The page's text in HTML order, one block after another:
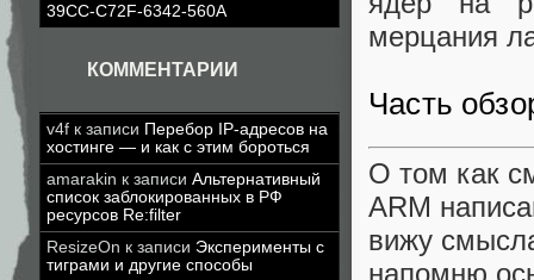
39CC-C72F-6342-560A
КОММЕНТАРИИ
v4f к записи Перебор IP-адресов на
хостинге — и как с этим бороться
amarakin к записи Альтернативный
список заблокированных в РФ
ресурсов Re:filter
ResizeOn к записи Эксперименты с
тиграми и другие способы
мерцания
Часть
О том как
ARM
вижу